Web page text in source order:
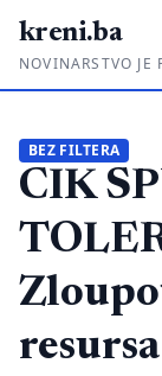
kreni.ba
NOVINARSTVO JE
Priče sa ruba
Ponos i glas
Daljinski u ruke
Romski put
BEZ FILTERA
CIK